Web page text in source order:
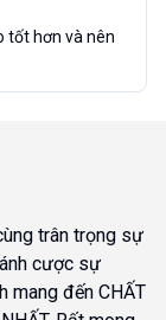
tốt hơn và nên
trân trọng sự
cược sự
mang đến CHẤT